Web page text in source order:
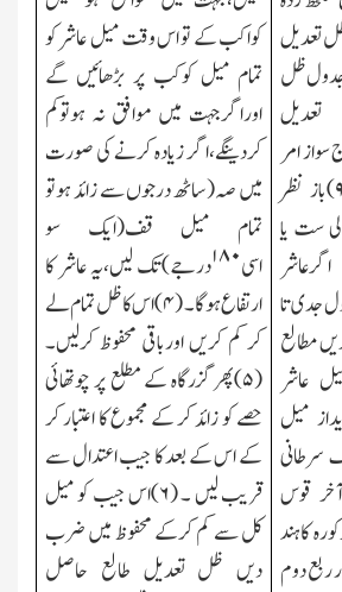
تعدیل
ظل
امر
۹) باز نظر
ست یا
جدی تا
مطالع
عاشر
میل
سرطانی
قوس
کاہند
ربع دو م
کواکب کے تو اس وقت میل عاشر کو
تمام میل کوکب پر بڑھائیں گے
اوراگرجہت میں موافق نہ ہوتوکم
کردینگے،اگر زیادہ کرنے کی صورت
میں صہ(ساٹھ درجوں سے زائد ہوتو
تمام میل قف(ایك سو
اسی۱۸۰درجے)تك لیں،یہ عاشر کا
ارتفاع ہوگا۔ (۴) اس کا ظل تمام لے
کر کم کریں اورباقی محفوظ کرلیں۔
(۵) پھرگزرگاہ کے مطلع پر چوتھائی
حصے کو زائد کر کے مجموع کا اعتبار کر
کے اس کے بعد کا جیب اعتدال سے
قریب لیں ۔ (۶) اس جیب کو میل
کل سے کم کرکے محفوظ میں ضرب
دیں ظل تعدیل طالع حاصل